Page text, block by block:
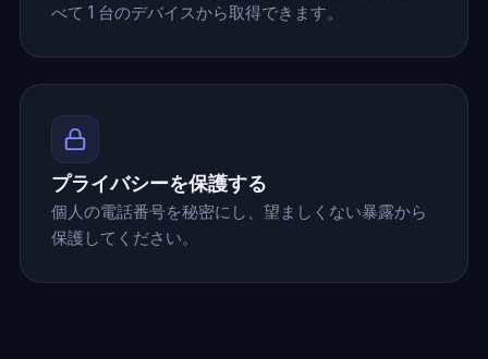
べて 1 台のデバイスから取得できます。
プライバシーを保護する
個人の電話番号を秘密にし、望ましくない暴露から
保護してください。